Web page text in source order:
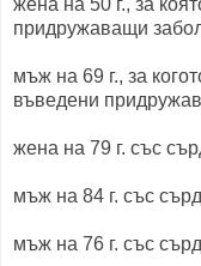
жена на 50 г., за
придружаващи
мъж на 69 г., за
въведени
жена на 79 г. със
мъж на 84 г. със
мъж на 76 г. със